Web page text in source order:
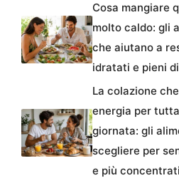
Cosa mangiare
molto caldo: gli
che aiutano a
idratati e pieni
La colazione
energia per
giornata: gli
scegliere per
e più concentrati